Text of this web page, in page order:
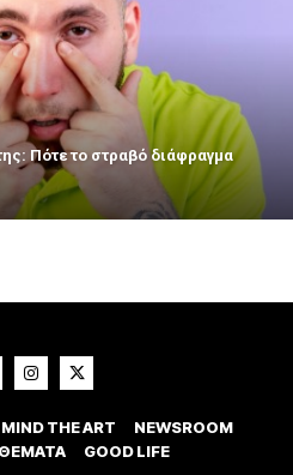
Πότε το στραβό διάφραγμα
MIND THE ART
NEWSROOM
ΘΕΜΑΤΑ GOOD LIFE